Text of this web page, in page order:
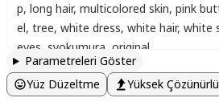
p, long hair, multicolored skin, pink
el, tree, white dress, white hair, white
eves syokumura original
Parametreleri Göster
Yüz Düzeltme
Yüksek